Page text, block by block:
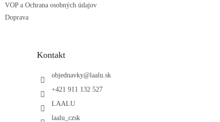
VOP a Ochrana osobných údajov
Doprava
Kontakt
objednavky@laalu.sk
+421 911 132 527
LAALU
laalu_czsk